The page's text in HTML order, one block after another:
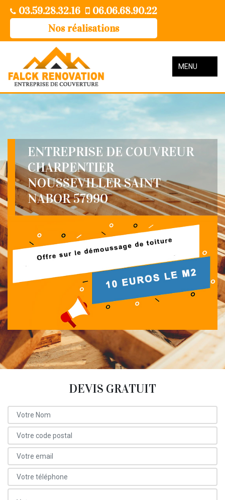
03.59.28.32.16
06.06.68.90.22
Nos réalisations
MENU
ENTREPRISE DE COUVREUR
CHARPENTIER
NOUSSEVILLER SAINT
NABOR 57990
DEVIS GRATUIT